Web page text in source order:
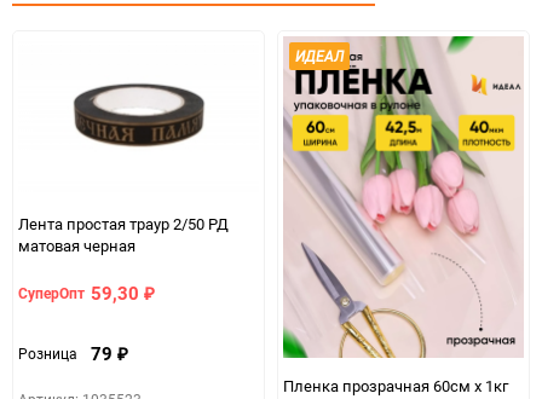
набор
Лента простая траур 2/50 РД
матовая черная
СуперОпт 59,30 ₽
Розница 79 ₽
ИДЕАЛ
Пленка прозрачная 60см x 1кг